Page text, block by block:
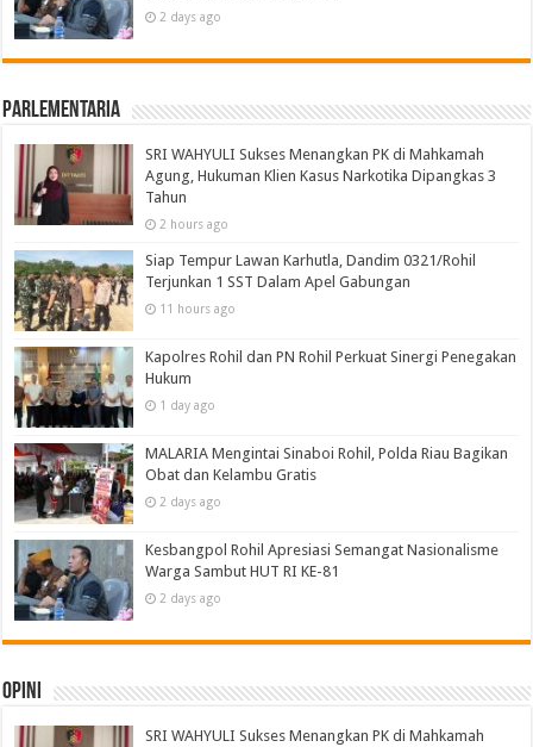
2 days ago
Parlementaria
SRI WAHYULI Sukses Menangkan PK di Mahkamah
Agung, Hukuman Klien Kasus Narkotika Dipangkas 3
Tahun
2 hours ago
Siap Tempur Lawan Karhutla, Dandim 0321/Rohil
Terjunkan 1 SST Dalam Apel Gabungan
11 hours ago
Kapolres Rohil dan PN Rohil Perkuat Sinergi Penegakan
Hukum
1 day ago
MALARIA Mengintai Sinaboi Rohil, Polda Riau Bagikan
Obat dan Kelambu Gratis
2 days ago
Kesbangpol Rohil Apresiasi Semangat Nasionalisme
Warga Sambut HUT RI KE-81
2 days ago
Opini
SRI WAHYULI Sukses Menangkan PK di Mahkamah